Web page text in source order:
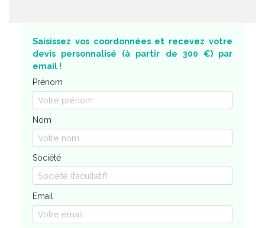
Saisissez vos coordonnées et recevez votre
devis personnalisé (à partir de 300 €) par
email !
Prénom
Nom
Société
Email